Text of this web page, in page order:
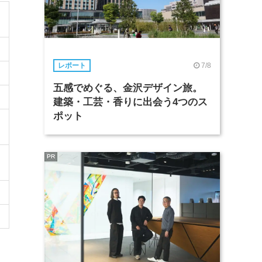
レポート 7/8
五感でめぐる、金沢デザイン旅。
建築・工芸・香りに出会う4つのス
ポット
PR